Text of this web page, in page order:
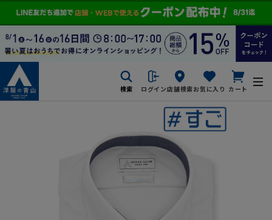
検索 ログイン店舗検索お気に入り カート